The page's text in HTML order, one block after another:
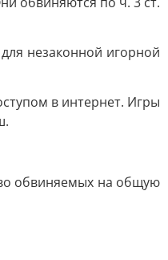
незаконной игорной
в интернет. Игры
обвиняемых на общую